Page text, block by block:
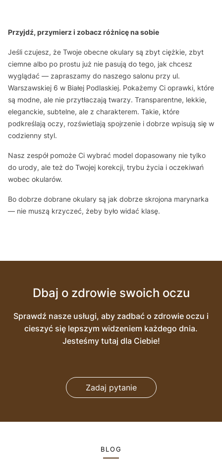
Przyjdź, przymierz i zobacz różnicę na sobie
Jeśli czujesz, że Twoje obecne okulary są zbyt ciężkie, zbyt
ciemne albo po prostu już nie pasują do tego, jak chcesz
wyglądać — zapraszamy do naszego salonu przy ul.
Warszawskiej 6 w Białej Podlaskiej. Pokażemy Ci oprawki, które
są modne, ale nie przytłaczają twarzy. Transparentne, lekkie,
eleganckie, subtelne, ale z charakterem. Takie, które
podkreślają oczy, rozświetlają spojrzenie i dobrze wpisują się w
codzienny styl.
Nasz zespół pomoże Ci wybrać model dopasowany nie tylko
do urody, ale też do Twojej korekcji, trybu życia i oczekiwań
wobec okularów.
Bo dobrze dobrane okulary są jak dobrze skrojona marynarka
— nie muszą krzyczeć, żeby było widać klasę.
Dbaj o zdrowie swoich oczu
Sprawdź nasze usługi, aby zadbać o zdrowie oczu i
cieszyć się lepszym widzeniem każdego dnia.
Jesteśmy tutaj dla Ciebie!
Zadaj pytanie
BLOG